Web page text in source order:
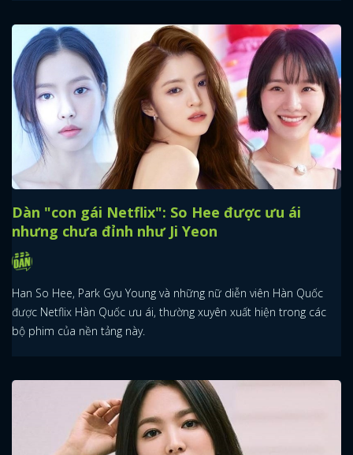
Dàn "con gái Netflix": So Hee được ưu ái
nhưng chưa đỉnh như Ji Yeon
Han So Hee, Park Gyu Young và những nữ diễn viên Hàn Quốc
được Netflix Hàn Quốc ưu ái, thường xuyên xuất hiện trong các
bộ phim của nền tảng này.